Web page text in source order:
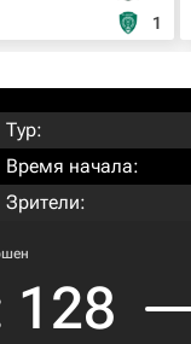
1
Тур:
Время начала:
Зрители:
128